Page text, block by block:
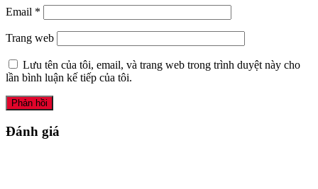
Email *
Trang web
Lưu tên của tôi, email, và trang web trong trình duyệt này cho
lần bình luận kế tiếp của tôi.
Đánh giá